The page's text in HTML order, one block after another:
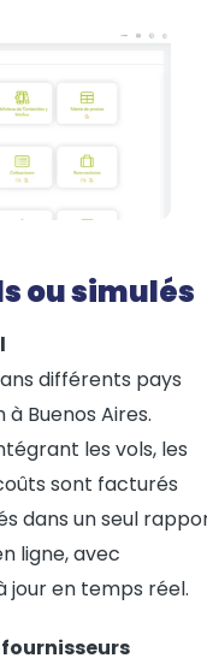
ou simulés
différents pays
Buenos Aires.
les vols, les
sont facturés
dans un seul
ligne, avec
jour en temps réel.